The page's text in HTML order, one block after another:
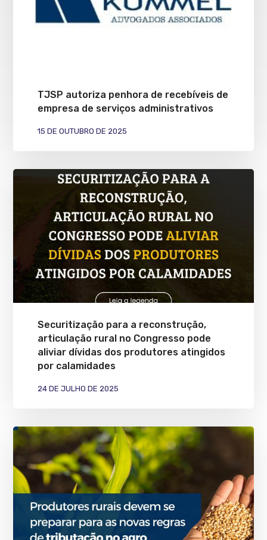
TJSP autoriza penhora de recebíveis de
empresa de serviços administrativos
15 DE OUTUBRO DE 2025
Securitização para a reconstrução,
articulação rural no Congresso pode
aliviar dívidas dos produtores atingidos
por calamidades
24 DE JULHO DE 2025